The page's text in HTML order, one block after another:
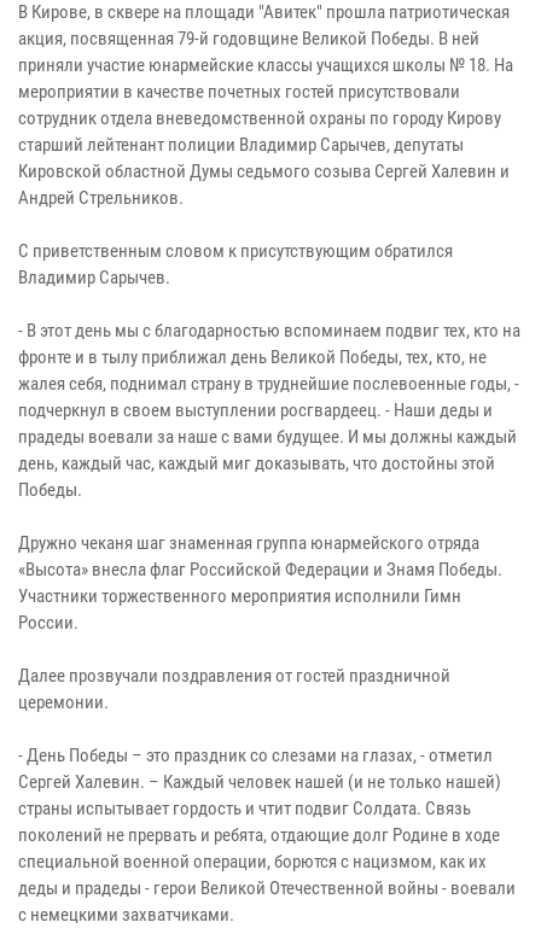
В Кирове, в сквере на площади "Авитек" прошла патриотическая
акция, посвященная 79-й годовщине Великой Победы. В ней
приняли участие юнармейские классы учащихся школы № 18. На
мероприятии в качестве почетных гостей присутствовали
сотрудник отдела вневедомственной охраны по городу Кирову
старший лейтенант полиции Владимир Сарычев, депутаты
Кировской областной Думы седьмого созыва Сергей Халевин и
Андрей Стрельников.
С приветственным словом к присутствующим обратился
Владимир Сарычев.
- В этот день мы с благодарностью вспоминаем подвиг тех, кто на
фронте и в тылу приближал день Великой Победы, тех, кто, не
жалея себя, поднимал страну в труднейшие послевоенные годы, -
подчеркнул в своем выступлении росгвардеец. - Наши деды и
прадеды воевали за наше с вами будущее. И мы должны каждый
день, каждый час, каждый миг доказывать, что достойны этой
Победы.
Дружно чеканя шаг знаменная группа юнармейского отряда
«Высота» внесла флаг Российской Федерации и Знамя Победы.
Участники торжественного мероприятия исполнили Гимн
России.
Далее прозвучали поздравления от гостей праздничной
церемонии.
- День Победы – это праздник со слезами на глазах, - отметил
Сергей Халевин. – Каждый человек нашей (и не только нашей)
страны испытывает гордость и чтит подвиг Солдата. Связь
поколений не прервать и ребята, отдающие долг Родине в ходе
специальной военной операции, борются с нацизмом, как их
деды и прадеды - герои Великой Отечественной войны - воевали
с немецкими захватчиками.